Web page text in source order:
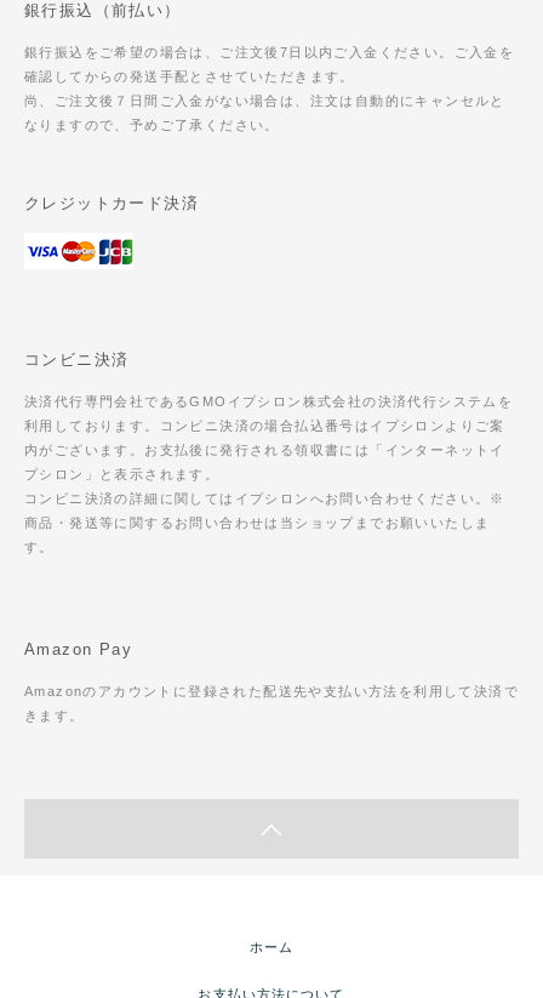
銀行振込（前払い）
銀行振込をご希望の場合は、ご注文後7日以内ご入金ください。ご入金を
確認してからの発送手配とさせていただきます。
尚、ご注文後７日間ご入金がない場合は、注文は自動的にキャンセルと
なりますので、予めご了承ください。
クレジットカード決済
コンビニ決済
決済代行専門会社であるGMOイプシロン株式会社の決済代行システムを
利用しております。コンビニ決済の場合払込番号はイプシロンよりご案
内がございます。お支払後に発行される領収書には「インターネットイ
プシロン」と表示されます。
コンビニ決済の詳細に関してはイプシロンへお問い合わせください。※
商品・発送等に関するお問い合わせは当ショップまでお願いいたしま
す。
Amazon Pay
Amazonのアカウントに登録された配送先や支払い方法を利用して決済で
きます。
ホーム
お支払い方法について